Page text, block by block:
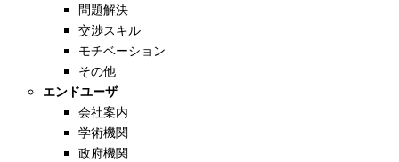
問題解決
交渉スキル
モチベーション
その他
エンドユーザ
会社案内
学術機関
政府機関